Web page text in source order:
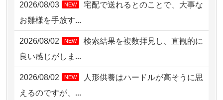
2026/08/02 18:47 虎ノ門の方からお申込み
2026/08/02 09:15 神奈川の方からお申込み
2026/08/02 06:46
2026/08/03 NEW
宅配で送れるとのことで、大事な
お雛様を手放す...
2026/08/02 NEW
検索結果を複数拝見し、直観的に
良い感じがしま...
2026/08/02 NEW
人形供養はハードルが高そうに思
えるのですが、...